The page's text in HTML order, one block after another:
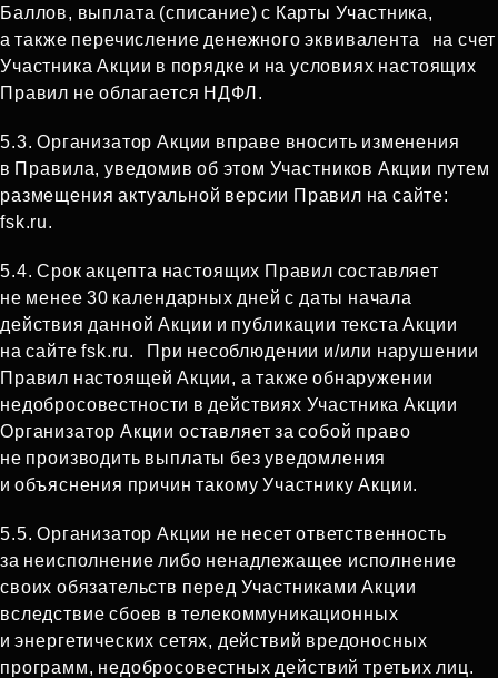
Баллов, выплата (списание) с Карты Участника,
а также перечисление денежного эквивалента на счет
Участника Акции в порядке и на условиях настоящих
Правил не облагается НДФЛ.
5.3. Организатор Акции вправе вносить изменения
в Правила, уведомив об этом Участников Акции путем
размещения актуальной версии Правил на сайте:
fsk.ru.
5.4. Срок акцепта настоящих Правил составляет
не менее 30 календарных дней с даты начала
действия данной Акции и публикации текста Акции
на сайте fsk.ru. При несоблюдении и/или нарушении
Правил настоящей Акции, а также обнаружении
недобросовестности в действиях Участника Акции
Организатор Акции оставляет за собой право
не производить выплаты без уведомления
и объяснения причин такому Участнику Акции.
5.5. Организатор Акции не несет ответственность
за неисполнение либо ненадлежащее исполнение
своих обязательств перед Участниками Акции
вследствие сбоев в телекоммуникационных
и энергетических сетях, действий вредоносных
программ, недобросовестных действий третьих лиц.